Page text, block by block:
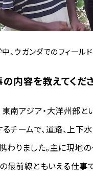
、ウガンダでのフィール
内容を教えてくださ
南アジア・大洋州部と
チームで、道路、上下
わりました。主に現地の
最前線ともいえる仕事